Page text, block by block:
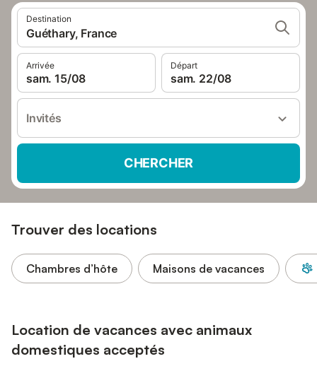
Destination
Guéthary, France
Arrivée
sam. 15/08
Départ
sam. 22/08
Invités
CHERCHER
Trouver des locations
Chambres d’hôte Maisons de vacances
Location de vacances avec animaux
domestiques acceptés